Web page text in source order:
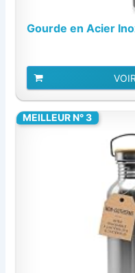
Gourde en Acier
MEILLEUR N° 3